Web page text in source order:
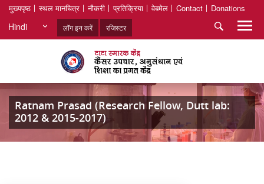
मुख्यपृष्ठ स्थल मानचित्र नौकरी प्रतिक्रिया वेबमेल Contact Donations
Hindi लॉग इन करें रजिस्टर
Ratnam Prasad (Research Fellow, Dutt lab:
2012 & 2015-2017)